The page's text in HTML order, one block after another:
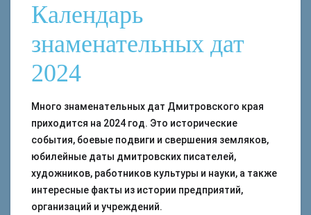
Календарь
знаменательных дат
2024
Много знаменательных дат Дмитровского края
приходится на 2024 год. Это исторические
события, боевые подвиги и свершения земляков,
юбилейные даты дмитровских писателей,
художников, работников культуры и науки, а также
интересные факты из истории предприятий,
организаций и учреждений.